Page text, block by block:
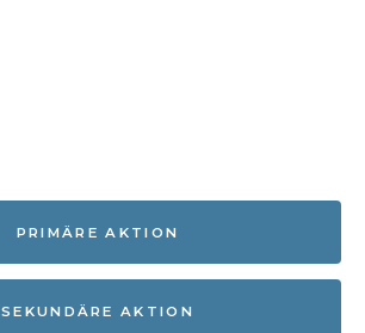
PRIMÄRE AKTION
SEKUNDÄRE AKTION